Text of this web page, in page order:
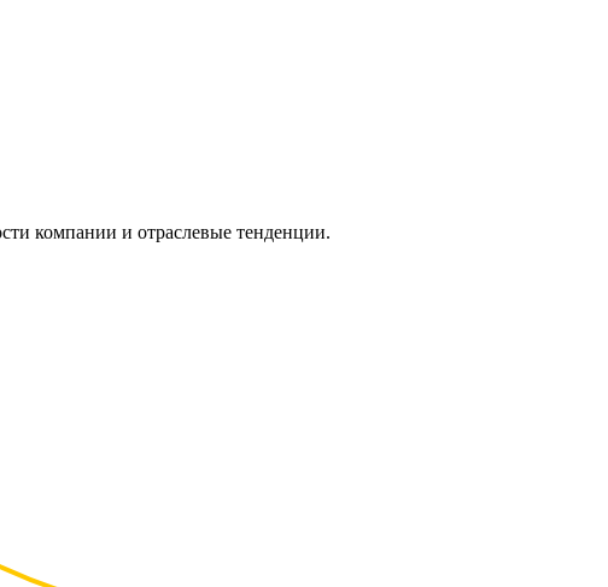
компании и отраслевые тенденции.